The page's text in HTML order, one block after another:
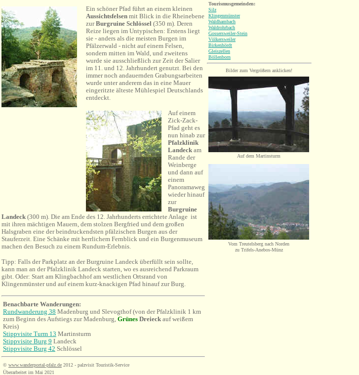
Ein schöner Pfad führt an einem kleinen
Aussichtsfelsen mit Blick in die Rheinebene
zurBurgruine Schlössel (350 m). Deren
Reize liegen im Untypischen: Erstens liegt
sie - anders als die meisten Burgen im
Pfälzerwald - nicht auf einem Felsen,
sondern mitten im Wald, und zweitens
wurde sie ausschließlich zur Zeit der Salier
im 11. und 12. Jahrhundert genutzt. Bei den
immer noch andauernden Grabungsarbeiten
wurde unter anderem das in eine Mauer
eingeritzte älteste Mühlespiel Deutschlands
entdeckt.
Auf einem
Zick-Zack-
Pfad geht es
nun hinab zur
Pfalzklinik
Landeck am
Rande der
Weinberge
und dann auf
einem
Panoramaweg
wieder hinauf
zur
Burgruine
Landeck (300 m). Die am Ende des 12. Jahrhunderts errichtete Anlage ist
mit ihren mächtigen Mauern, dem stolzen Bergfried und dem großen
Halsgraben eine der beindruckendsten pfälzischen Burgen aus der
Stauferzeit. Eine Schänke mit herrlichem Fernblick und ein Burgenmuseum
machen den Besuch zu einem Rundum-Erlebnis.
Tipp: Falls der Parkplatz an der Burgruine Landeck überfüllt sein sollte,
kann man an der Pfalzklinik Landeck starten, wo es ausreichend Parkraum
gibt. Oder: Start am Klingbachhof am westlichen Ortsrand von
Klingenmünster und auf einem kurz-knackigen Pfad hinauf zur Burg.
Benachbarte Wanderungen:
Rundwanderung 38 Madenburg und Slevogthof (von der Pfalzklinik 1 km
zum Beginn des Aufstiegs zur Madenburg, Grünes Dreieck auf weißem
Kreis)
Stippvisite Turm 13 Martinsturm
Stippvisite Burg 9 Landeck
Stippvisite Burg 42 Schlössel
© www.wanderportal-pfalz.de 2012 - palzvisit Touristik-Service
Überarbeitet im Mai 2021
Tourismusgemeinden:
Silz
Klingenmünster
Waldhambach
Waldrohrbach
Gossersweiler-Stein
Völkersweiler
Birkenhördt
Gleiszellen
Böllenborn
Bilder zum Vergrößern anklicken!
Auf dem Martinsturm
Vom Treutelsberg nach Norden
zu Trifels-Anebos-Münz